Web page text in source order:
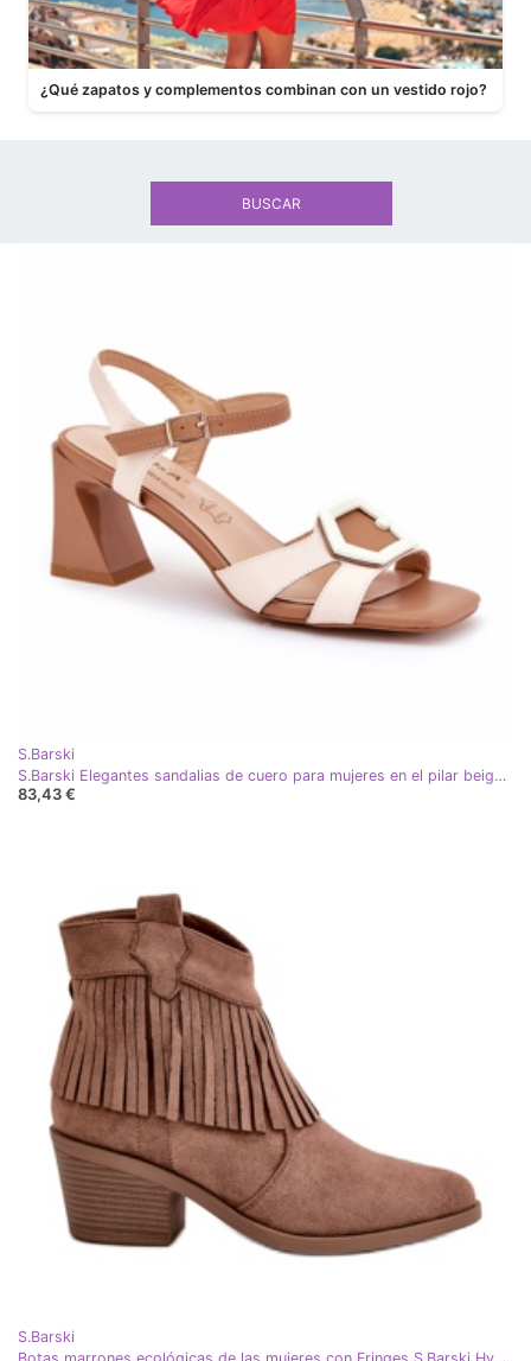
¿Qué zapatos y complementos combinan con un vestido rojo?
S.Barski
S.Barski Elegantes sandalias de cuero para mujeres en el pilar beige CR51-570
83,43 €
S.Barski
BUSCAR